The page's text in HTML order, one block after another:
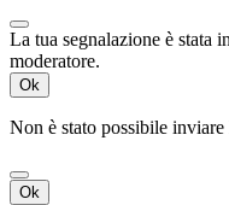
La tua segnalazione è stata
moderatore.
Ok
Non è stato possibile inviare
Ok